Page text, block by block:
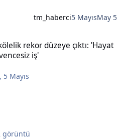
tm_haberci5 MayısMay 5
rekor düzeye çıktı: 'Hayat
iş'
, 5 Mayıs
görüntü